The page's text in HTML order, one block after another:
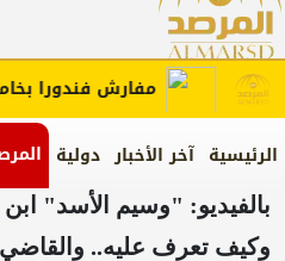
الرئيسية آخر الأخبار دولية
مفارش فندورا
بالفيديو: "وسيم الأسد"
وكيف تعرف عليه..